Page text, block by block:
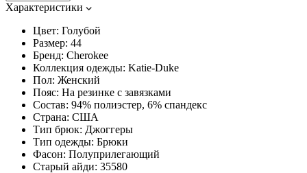
Характеристики
Цвет: Голубой
Размер: 44
Бренд: Cherokee
Коллекция одежды: Katie-Duke
Пол: Женский
Пояс: На резинке с завязками
Состав: 94% полиэстер, 6% спандекс
Страна: США
Тип брюк: Джоггеры
Тип одежды: Брюки
Фасон: Полуприлегающий
Старый айди: 35580